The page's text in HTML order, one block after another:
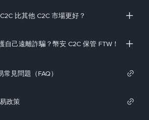
比其他 C2C 市場更好？
自己遠離詐騙？幣安 C2C 保管 FTW！
見問題（FAQ）
政策